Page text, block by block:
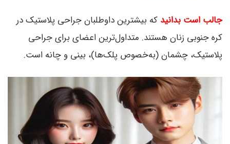
جالب است بدانید که بیشترین داوطلبان جراحی پلاستیک در
کره جنوبی زنان هستند. متداول‌ترین اعضای برای جراحی
پلاستیک، چشمان (به‌خصوص پلک‌ها)، بینی و چانه است.